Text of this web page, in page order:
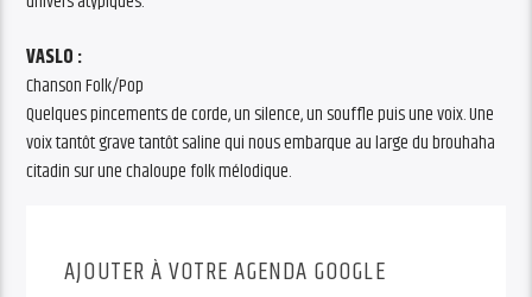
VASLO :
Chanson Folk/Pop
Quelques pincements de corde, un silence, un souffle puis une voix. Une
voix tantôt grave tantôt saline qui nous embarque au large du brouhaha
citadin sur une chaloupe folk mélodique.
AJOUTER À VOTRE AGENDA GOOGLE